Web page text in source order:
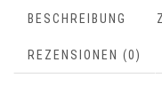
BESCHREIBUNG
REZENSIONEN (0)